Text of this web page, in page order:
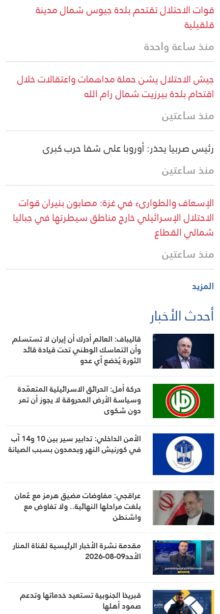
قوات الاحتلال تقتحم بلدة جيوس شمال مدينة
قلقيلية
منذ ساعة واحدة
جيش الاحتلال يشن حملة مداهمات واعتقالات خلال
اقتحام بلدة بيرزيت شمال رام الله
منذ ساعتين
رئيس صربيا يحذر: أوروبا على شفا حرب كبرى
منذ ساعتين
الإسعاف والطوارىء في غزة: مصابون بنيران قوات
الاحتلال الإسرائيلي خارج مناطق سيطرتها في جباليا
شمالي القطاع
منذ ساعتين
المزيد
أحدث الأخبار
قاليباف: العالم أدرك أن إيران لا تستسلم
وأن التماسك الوطني تحت قيادة قائد
الثورة يُخضع أي عدو
حركة أمل: الحرائق الاسرائيلية المتعمّدة
وسياسة الأرض المحروقة لا يجوز أن تمر
دون شكوى
الأمن الداخلي: تدابير سير بين 10 و14 آب
في كورنيش النهر وبحمدون بسبب الصيانة
عراقجي: مفاوضات مضيق هرمز مع عُمان
بلغت مراحلها النهائية.. ولا تفاوض مع
واشنطن
مقدمة نشرة الأخبار الرئيسية لقناة المنار
الأحد09-08-2026
قبريخا الجنوبية تستعيد خدماتها وتدعم
صمود أهلها